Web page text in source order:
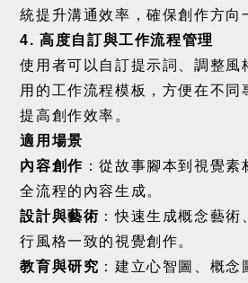
統提升溝通效率，確保創作方向
4.高度自訂與工作流程管理
使用者可以自訂提示詞、調整風
用的工作流程模板，方便在不同
提高創作效率。
適用場景
內容創作 ：從故事腳本到視覺素
全流程的內容生成。
設計與藝術 ：快速生成概念藝
行風格一致的視覺創作。
教育與研究 ：建立心智圖、概